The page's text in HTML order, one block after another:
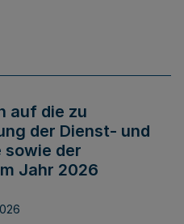
auf die zu
der Dienst- und
sowie der
Jahr 2026